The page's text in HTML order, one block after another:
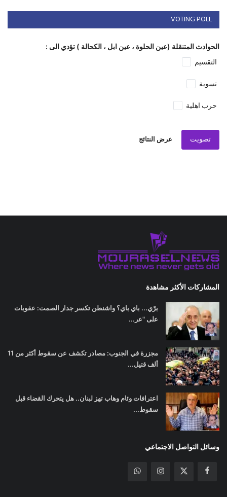
VOTING POLL
الحوادث المتنقلة (عين الحلوة ، عين ابل ، الكحالة ) تؤدي الى :
التقسيم
تسوية
حرب اهلية
تصويت عرض النتائج
المشاركات الأكثر مشاهدة
برّي... باي باي؟ واشنطن تكسر جدار الصمت: عقوبات
على "عر...
مجزرة في الجنوب: مصادر تكشف عن سقوط أكثر من 11
ألف قتيل...
اعترافات وئام وهاب تهز لبنان.. هل يتحرك القضاء قبل
سقوط...
وسائل التواصل الاجتماعي